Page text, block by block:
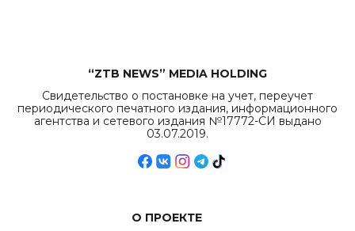
“ZTB NEWS” MEDIA HOLDING
Свидетельство о постановке на учет, переучет
периодического печатного издания, информационного
агентства и сетевого издания №17772-СИ выдано
03.07.2019.
О ПРОЕКТЕ